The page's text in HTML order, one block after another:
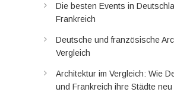
Die besten Events in
Frankreich
Deutsche und französische
Vergleich
Architektur im Vergleich: Wie
und Frankreich ihre Städte